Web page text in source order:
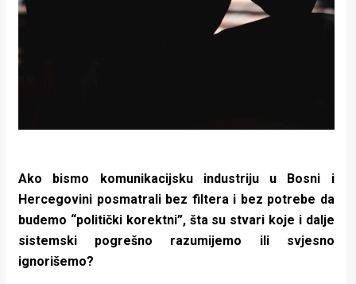
Ako bismo komunikacijsku industriju u Bosni i
Hercegovini posmatrali bez filtera i bez potrebe da
budemo “politički korektni”, šta su stvari koje i dalje
sistemski pogrešno razumijemo ili svjesno
ignorišemo?